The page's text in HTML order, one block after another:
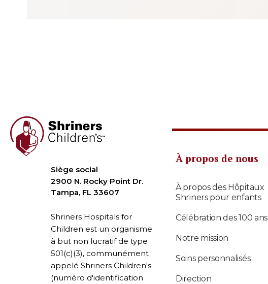
Siège social
2900 N. Rocky Point Dr.
Tampa, FL 33607
Shriners Hospitals for
Children est un organisme
à but non lucratif de type
501(c)(3), communément
appelé Shriners Children's
(numéro d'identification
À propos de nous
À propos des Hôpitaux
Shriners pour enfants
Célébration des 100 ans
Notre mission
Soins personnalisés
Direction